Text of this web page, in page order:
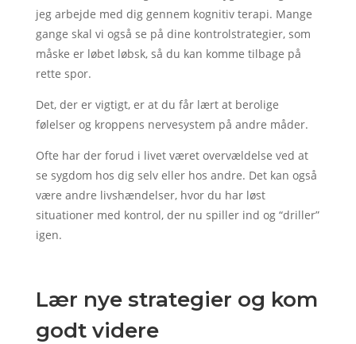
jeg arbejde med dig gennem kognitiv terapi. Mange
gange skal vi også se på dine kontrolstrategier, som
måske er løbet løbsk, så du kan komme tilbage på
rette spor.
Det, der er vigtigt, er at du får lært at berolige
følelser og kroppens nervesystem på andre måder.
Ofte har der forud i livet været overvældelse ved at
se sygdom hos dig selv eller hos andre. Det kan også
være andre livshændelser, hvor du har løst
situationer med kontrol, der nu spiller ind og “driller”
igen.
Lær nye strategier og kom
godt videre